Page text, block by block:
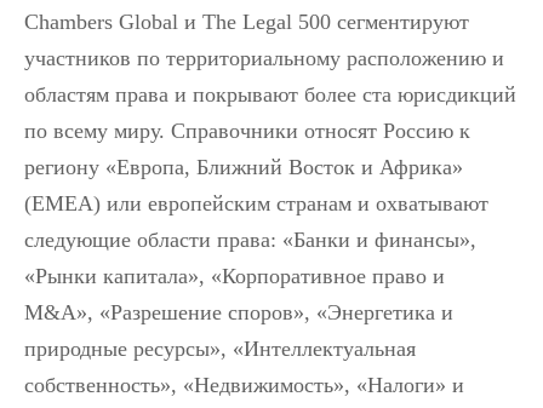
Chambers Global и The Legal 500 сегментируют
участников по территориальному расположению и
областям права и покрывают более ста юрисдикций
по всему миру. Справочники относят Россию к
региону «Европа, Ближний Восток и Африка»
(EMEA) или европейским странам и охватывают
следующие области права: «Банки и финансы»,
«Рынки капитала», «Корпоративное право и
M&A», «Разрешение споров», «Энергетика и
природные ресурсы», «Интеллектуальная
собственность», «Недвижимость», «Налоги» и